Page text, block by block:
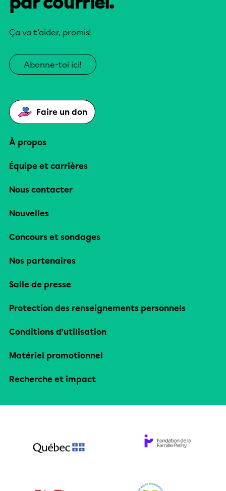
Ça va t’aider, promis!
Abonne-toi ici!
Faire un don
À propos
Équipe et carrières
Nous contacter
Nouvelles
Concours et sondages
Nos partenaires
Salle de presse
Protection des renseignements personnels
Conditions d’utilisation
Matériel promotionnel
Recherche et impact